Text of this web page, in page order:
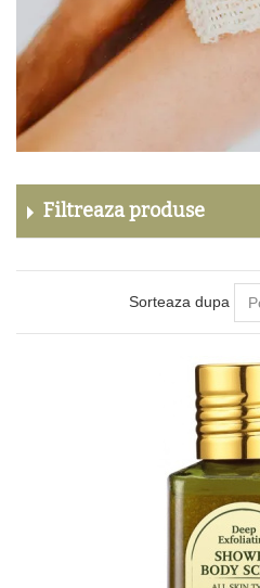
Filtreaza produse
Sorteaza dupa